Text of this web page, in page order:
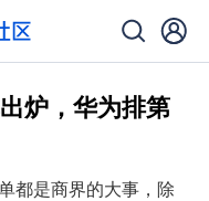
炉，华为排第
都是商界的大事，除